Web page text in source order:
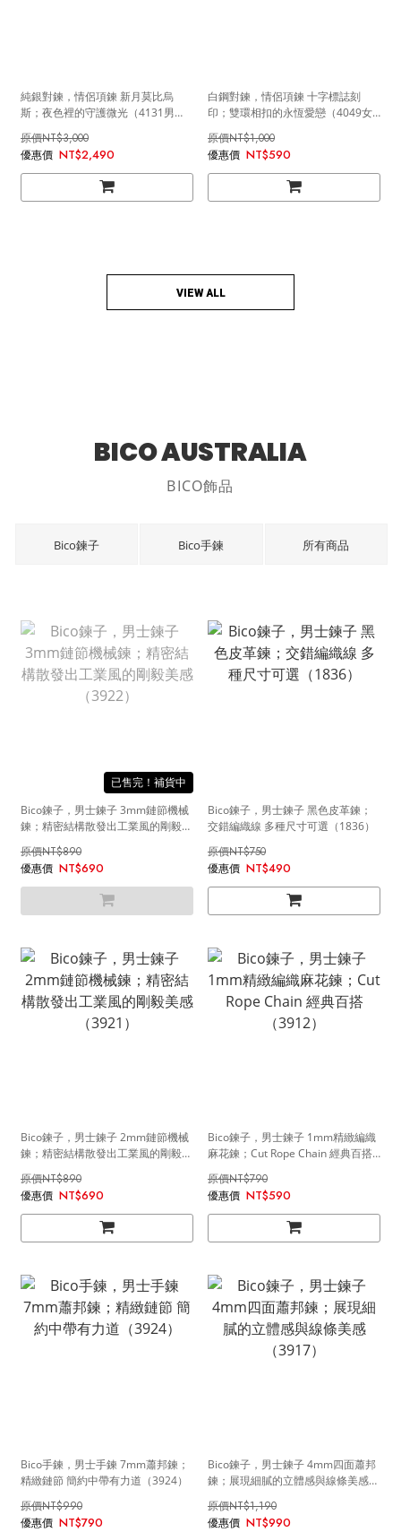
純銀對鍊，情侶項鍊 新月莫比烏
斯；夜色裡的守護微光（4131男
NT$3,000
NT$2,490
白鋼對鍊，情侶項鍊 十字標誌刻
印；雙環相扣的永恆愛戀（4049女
NT$1,000
NT$590
VIEW ALL
BICO AUSTRALIA
BICO飾品
Bico鍊子 Bico手鍊 所有商品
售完
Bico鍊子，男士鍊子 3mm鏈節機械
鍊；精密結構散發出工業風的剛毅美
感（3922）
NT$890
NT$690
Bico鍊子，男士鍊子 黑色皮革鍊；
交錯編織線 多種尺寸可選（1836）
NT$750
NT$490
Bico鍊子，男士鍊子 2mm鏈節機械
鍊；精密結構散發出工業風的剛毅美
感（3921）
NT$890
NT$690
Bico鍊子，男士鍊子 1mm精緻編織
麻花鍊；Cut Rope Chain 經典百搭
（3912）
NT$790
NT$590
Bico手鍊，男士手鍊 7mm蕭邦鍊；
精緻鏈節 簡約中帶有力道（3924）
NT$990
NT$790
Bico鍊子，男士鍊子 4mm四面蕭邦
鍊；展現細膩的立體感與線條美感
（3917）
NT$1,190
NT$990